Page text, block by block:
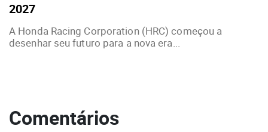
2027
A Honda Racing Corporation (HRC) começou a
desenhar seu futuro para a nova era...
Comentários